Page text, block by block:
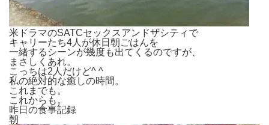
米ドラマのSATCセックスアンドザシティで
キャリーたち4人が休日朝ごはんを
一緒するシーンが幾度も出てくるのですが、
まさしくあれ。
こっちは2人だけど^ ^
私の絶対的な癒しの時間。
これまでも。
これからも。
昨日の食事記録
朝